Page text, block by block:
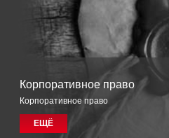
Гражданское и
Гражданское и хозяйственное право
ЕЩЁ